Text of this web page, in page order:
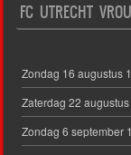
FC UTRECHT
Zondag 16 augustus
Zaterdag 22
Zondag 6 september